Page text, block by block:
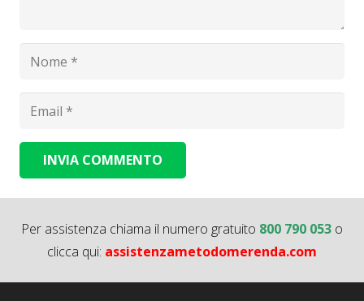
INVIA COMMENTO
Per assistenza chiama il numero gratuito 800 790 053 o
clicca qui: assistenzametodomerenda.com